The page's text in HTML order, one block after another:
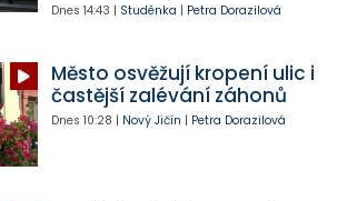
Dnes 14:43 | Studénka | Petra Dorazilová
Město osvěžují kropení ulic i
častější zalévání záhonů
Dnes 10:28 | Nový Jičín | Petra Dorazilová